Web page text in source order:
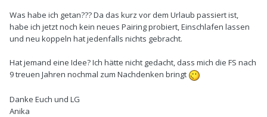
Was habe ich getan??? Da das kurz vor dem Urlaub passiert ist,
habe ich jetzt noch kein neues Pairing probiert, Einschlafen lassen
und neu koppeln hat jedenfalls nichts gebracht.
Hat jemand eine Idee? Ich hätte nicht gedacht, dass mich die FS nach
9 treuen Jahren nochmal zum Nachdenken bringt
Danke Euch und LG
Anika